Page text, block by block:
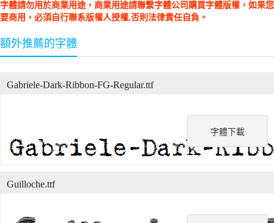
字體請勿用於商業用途，商業用途請聯繫字體公司購買字體版權，如果您
要商用，必須自行聯系版權人授權,否則法律責任自負。
額外推薦的字體
字體下載
Gabriele-Dark-Ribbon-FG-Regular.ttf
Guilloche.ttf